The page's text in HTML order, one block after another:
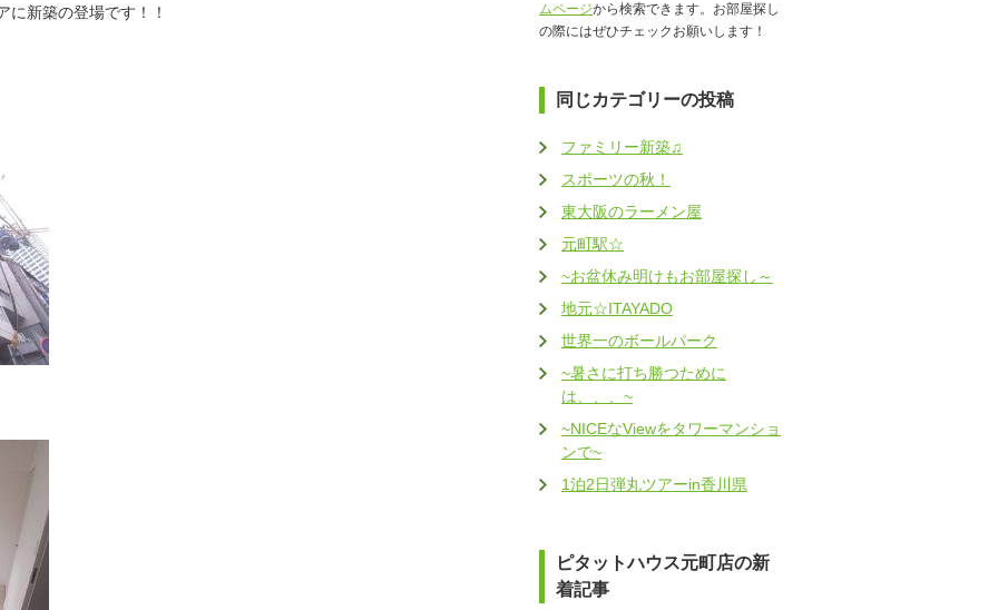
に新築の登場です！！
ムページから検索できます。お部屋探し
の際にはぜひチェックお願いします！
同じカテゴリーの投稿
ファミリー新築♫
スポーツの秋！
東大阪のラーメン屋
元町駅☆
~お盆休み明けもお部屋探し～
地元☆ITAYADO
世界一のボールパーク
~暑さに打ち勝つために
は、、、~
~NICEなViewをタワーマンショ
ンで~
1泊2日弾丸ツアーin香川県
ピタットハウス元町店の新
着記事